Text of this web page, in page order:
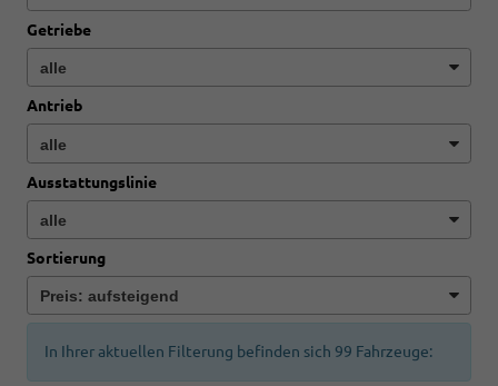
Getriebe
Antrieb
Ausstattungslinie
Sortierung
In Ihrer aktuellen Filterung befinden sich 99 Fahrzeuge: